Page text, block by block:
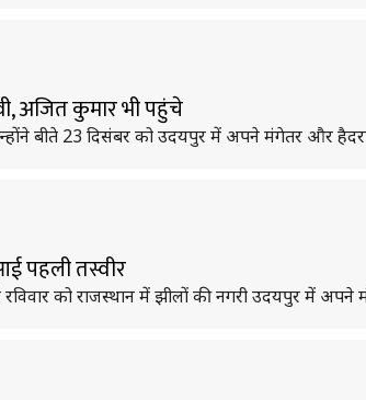
अजित कुमार भी पहुंचे
बीते 23 दिसंबर को उदयपुर में अपने मंगेतर और
पहली तस्वीर
रविवार को राजस्थान में झीलों की नगरी उदयपुर में